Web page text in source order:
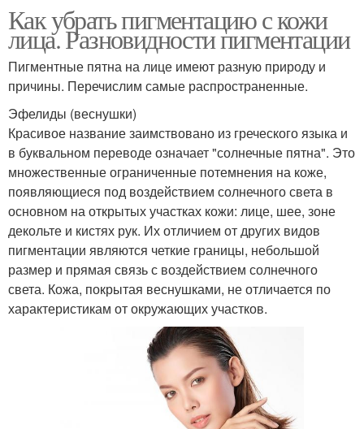
Как убрать пигментацию с кожи
лица. Разновидности пигментации
Пигментные пятна на лице имеют разную природу и
причины. Перечислим самые распространенные.
Эфелиды (веснушки)
Красивое название заимствовано из греческого языка и
в буквальном переводе означает "солнечные пятна". Это
множественные ограниченные потемнения на коже,
появляющиеся под воздействием солнечного света в
основном на открытых участках кожи: лице, шее, зоне
декольте и кистях рук. Их отличием от других видов
пигментации являются четкие границы, небольшой
размер и прямая связь с воздействием солнечного
света. Кожа, покрытая веснушками, не отличается по
характеристикам от окружающих участков.